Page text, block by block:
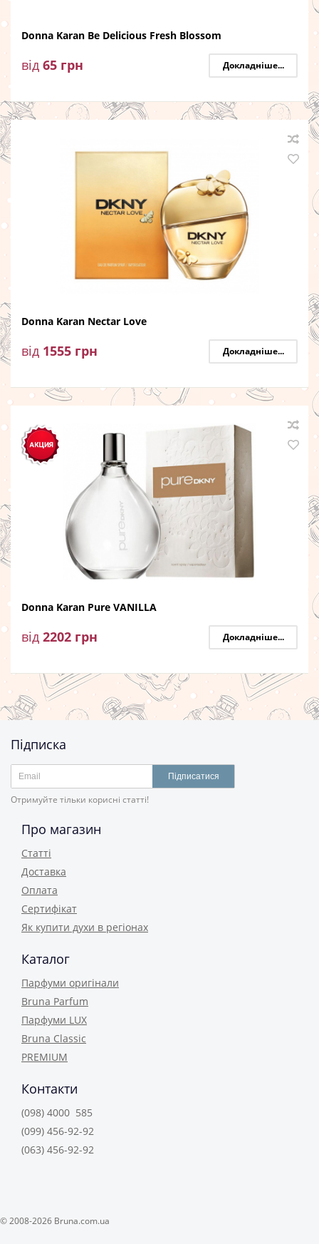
Donna Karan Be Delicious Fresh Blossom
від 65 грн Докладніше...
Donna Karan Nectar Love
від 1555 грн Докладніше...
Donna Karan Pure VANILLA
від 2202 грн Докладніше...
Підписка
Підписатися
Отримуйте тільки корисні статті!
Про магазин
Статті
Доставка
Оплата
Сертифікат
Як купити духи в регіонах
Каталог
Парфуми оригінали
Bruna Parfum
Парфуми LUX
Bruna Classic
PREMIUM
Контакти
(098) 4000 585
(099) 456-92-92
(063) 456-92-92
© 2008-2026 Bruna.com.ua